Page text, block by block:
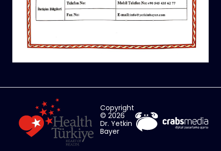
Copyright
© 2026
Dr. Yetkin
Bayer